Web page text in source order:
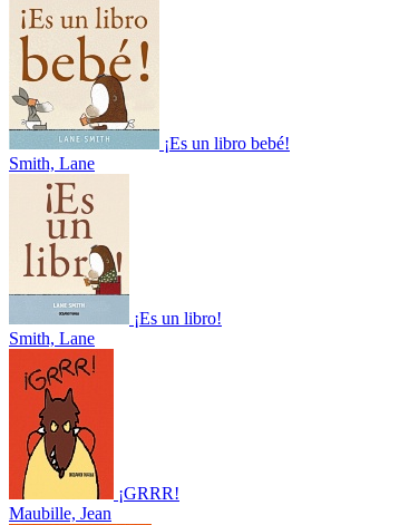
¡Es un libro bebé!
Smith, Lane
¡Es un libro!
Smith, Lane
¡GRRR!
Maubille, Jean